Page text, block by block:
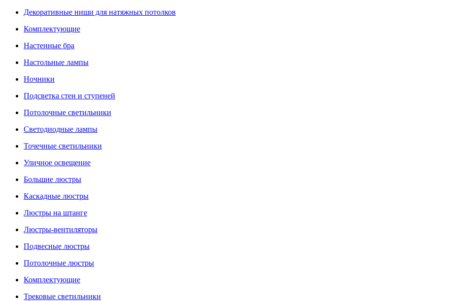
Декоративные ниши для натяжных потолков
Комплектующие
Настенные бра
Настольные лампы
Ночники
Подсветка стен и ступеней
Потолочные светильники
Светодиодные лампы
Точечные светильники
Уличное освещение
Большие люстры
Каскадные люстры
Люстры на штанге
Люстры-вентиляторы
Подвесные люстры
Потолочные люстры
Комплектующие
Трековые светильники